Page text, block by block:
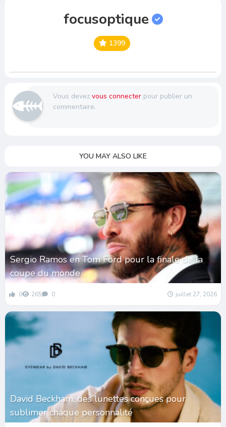
focusoptique
1399
Vous devez vous connecterpour publier un
commentaire.
YOU MAY ALSO LIKE
Sergio Ramos en Tom Ford pour la finale de la
coupe du monde
0 265 0 juillet 27, 2026
David Beckham, des lunettes conçues pour
sublimer chaque personnalité